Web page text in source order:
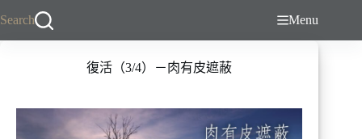
Search Menu
復活（3/4）－肉有皮遮蔽